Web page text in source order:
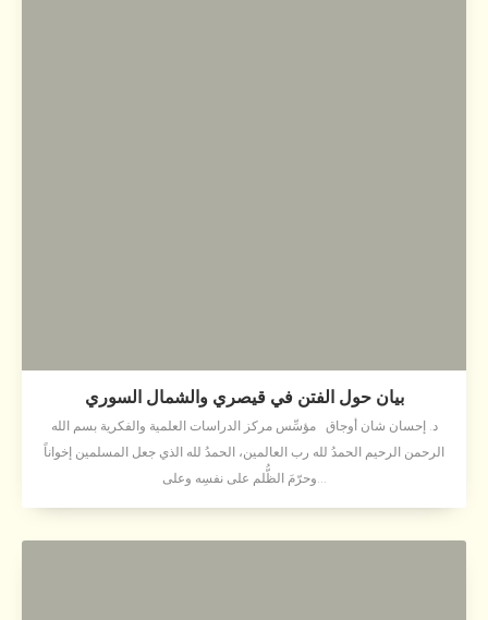
بيان حول الفتن في قيصري والشمال السوري
د. إحسان شان أوجاق مؤسِّس مركز الدراسات العلمية والفكرية بسم الله
الرحمن الرحيم الحمدُ لله رب العالمين، الحمدُ لله الذي جعل المسلمين إخواناً
وحرّمَ الظُّلم على نفسِه وعلى...